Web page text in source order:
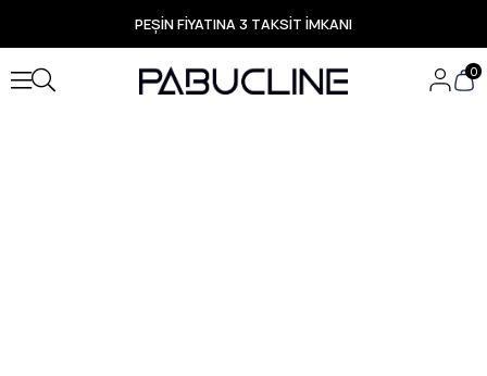
PEŞİN FİYATINA 3 TAKSİT İMKANI
TÜM ÜRÜNLERDE ÜCRETSİZ KARGO
Yeni Sezon Ürünlerde Özel Fırsatlar
Seçili Ürünlerde Hızlı Teslimat
0